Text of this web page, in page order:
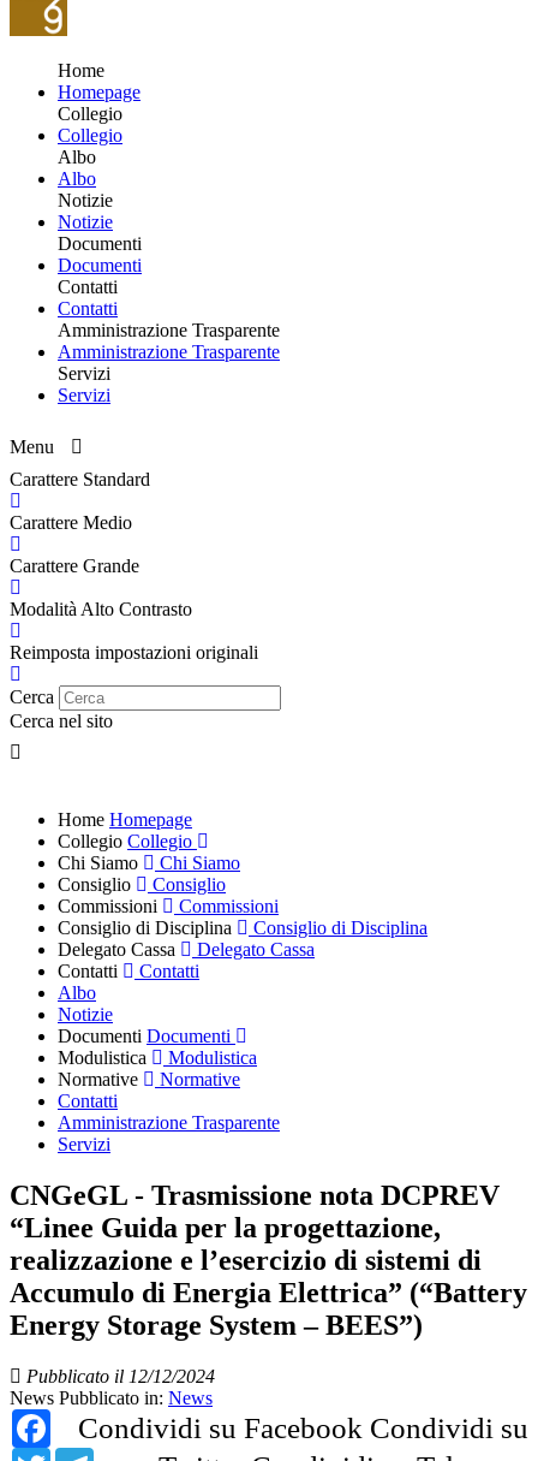
Home
Homepage
Collegio
Collegio
Albo
Albo
Notizie
Notizie
Documenti
Documenti
Contatti
Contatti
Amministrazione Trasparente
Amministrazione Trasparente
Servizi
Servizi
Menu
Carattere Standard
Carattere Medio
Carattere Grande
Modalità Alto Contrasto
Reimposta impostazioni originali
Cerca
Cerca nel sito
Home Homepage
Collegio Collegio
Chi Siamo
Chi Siamo
Consiglio
Consiglio
Commissioni
Commissioni
Consiglio di Disciplina
Consiglio di Disciplina
Delegato Cassa
Delegato Cassa
Contatti
Contatti
Albo
Notizie
Documenti Documenti
Modulistica
Modulistica
Normative
Normative
Contatti
Amministrazione Trasparente
Servizi
CNGeGL - Trasmissione nota DCPREV
“Linee Guida per la progettazione,
realizzazione e l’esercizio di sistemi di
Accumulo di Energia Elettrica” (“Battery
Energy Storage System – BEES”)
Pubblicato il 12/12/2024
News Pubblicato in: News
Condividi su Facebook
Facebook
Condividi su